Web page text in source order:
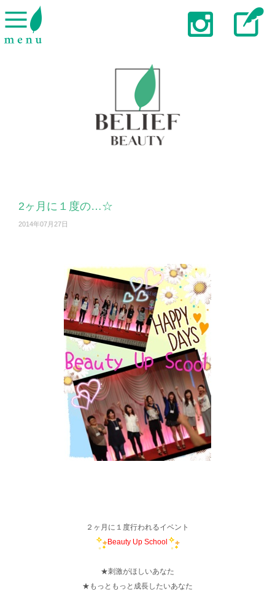
2ヶ月に１度の…☆
2014年07月27日
２ヶ月に１度行われるイベント
Beauty Up School
★刺激がほしいあなた
★もっともっと成長したいあなた